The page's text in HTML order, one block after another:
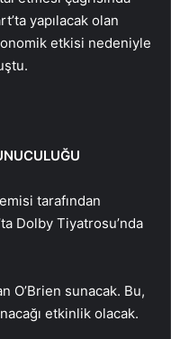
yapılacak olan
etkisi nedeniyle
tarafından
Dolby Tiyatrosu’nda
O’Brien sunacak. Bu,
etkinlik olacak.